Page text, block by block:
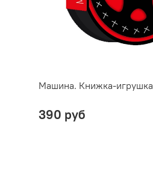
Машина. Книжка-игрушка
390 руб